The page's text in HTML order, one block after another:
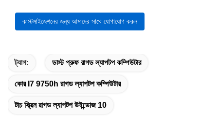
কাস্টমাইজেশনের জন্য আমাদের সাথে যোগাযোগ করুন
ট্যাগ: ডাস্ট প্রুফ রাগড ল্যাপটপ কম্পিউটার
কোর I7 9750h রাগড ল্যাপটপ কম্পিউটার
টাচ স্ক্রিন রাগড ল্যাপটপ উইন্ডোজ 10